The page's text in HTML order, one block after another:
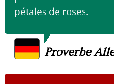
pétales de roses.
Proverbe